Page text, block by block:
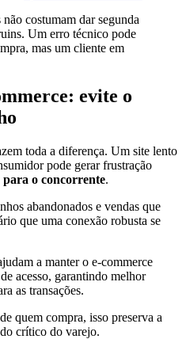
costumam dar segunda
Um erro técnico pode
mas um cliente em
evite o
toda a diferença. Um site lento
pode gerar frustração
o concorrente.
abandonados e vendas que
que uma conexão robusta se
a manter o e-commerce
acesso, garantindo melhor
as transações.
quem compra, isso preserva a
crítico do varejo.